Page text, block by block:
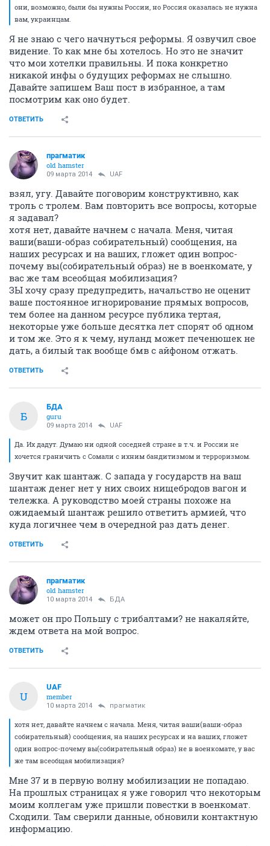
они, возможно, были бы нужны России, но Россия оказалась не нужна
вам, украинцам.
Я не знаю с чего начнуться реформы. Я озвучил свое
видение. То как мне бы хотелось. Но это не значит
что мои хотелки правильны. И пока конкретно
никакой инфы о будущих реформах не слышно.
Давайте запишем Ваш пост в избранное, а там
посмотрим как оно будет.
ОТВЕТИТЬ
прагматик
old hamster
09 марта 2014 UAF
взял, угу. Давайте поговорим конструктивно, как
троль с тролем. Вам повторить все вопросы, которые
я задавал?
хотя нет, давайте начнем с начала. Меня, читая
ваши(ваши-образ собирательный) сообщения, на
наших ресурсах и на ваших, гложет один вопрос-
почему вы(собирательный образ) не в военкомате, у
вас же там всеобщая мобилизация?
ЗЫ хочу сразу предупредить, начальство не оценит
ваше постоянное игнорирование прямых вопросов,
тем более на данном ресурсе публика тертая,
некоторые уже больше десятка лет спорят об одном
и том же. Это я к чему, нуланд может печенюшек не
дать, а билый так вообще бмв с айфоном отжать.
ОТВЕТИТЬ
Б
БДА
guru
09 марта 2014 UAF
Да. Их дадут. Думаю ни одной соседней стране в т.ч. и России не
хочется граничить с Сомали с ихним бандитизмом и терроризмом.
Звучит как шантаж. С запада у государств на ваш
шантаж денег нет у них своих нищебродов вагон и
тележка. А руководство моей страны похоже на
ожидаемый шантаж решило ответить армией, что
куда логичнее чем в очередной раз дать денег.
ОТВЕТИТЬ
прагматик
old hamster
10 марта 2014 БДА
может он про Польшу с трибалтами? не накаляйте,
ждем ответа на мой вопрос.
ОТВЕТИТЬ
U
UAF
member
10 марта 2014 прагматик
хотя нет, давайте начнем с начала. Меня, читая ваши(ваши-образ
собирательный) сообщения, на наших ресурсах и на ваших, гложет
один вопрос-почему вы(собирательный образ) не в военкомате, у вас
же там всеобщая мобилизация?
Мне 37 и в первую волну мобилизации не попадаю.
На прошлых страницах я уже говорил что некоторым
моим коллегам уже пришли повестки в военкомат.
Сходили. Там сверили данные, обновили контактную
информацию.